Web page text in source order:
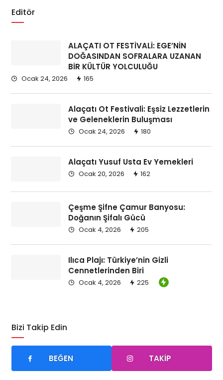
Editör
ALAÇATI OT FESTİVALİ: EGE’NİN
DOĞASINDAN SOFRALARA UZANAN
BİR KÜLTÜR YOLCULUĞU
Ocak 24, 2026 165
Alaçatı Ot Festivali: Eşsiz Lezzetlerin
ve Geleneklerin Buluşması
Ocak 24, 2026 180
Alaçatı Yusuf Usta Ev Yemekleri
Ocak 20, 2026 162
Çeşme Şifne Çamur Banyosu:
Doğanın Şifalı Gücü
Ocak 4, 2026 205
Ilıca Plajı: Türkiye’nin Gizli
Cennetlerinden Biri
Ocak 4, 2026 225
Bizi Takip Edin
BEĞEN TAKIP